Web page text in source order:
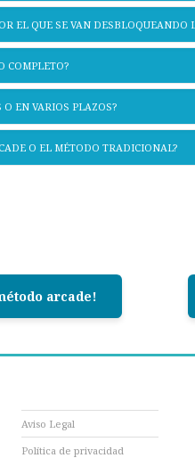
EL QUE SE VAN DESBLOQUEANDO
COMPLETO?
O EN VARIOS PLAZOS?
O EL MÉTODO TRADICIONAL?
arcade!
Aviso Legal
Política de privacidad